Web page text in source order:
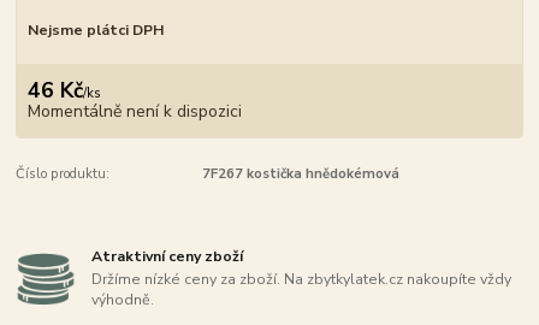
Nejsme plátci DPH
46 Kč/ks
Momentálně není k dispozici
Číslo produktu: 7F267 kostička hnědokémová
Atraktivní ceny zboží
Držíme nízké ceny za zboží. Na zbytkylatek.cz nakoupíte vždy
výhodně.